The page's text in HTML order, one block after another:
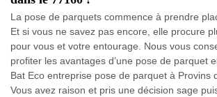
La pose de parquets commence à prendre
Et si vous ne savez pas encore, elle procure
pour vous et votre entourage. Nous vous
profiter les avantages d’une pose de parquet
Bat Eco entreprise pose de parquet à Provins
Vous avez raison et pris une décision sage